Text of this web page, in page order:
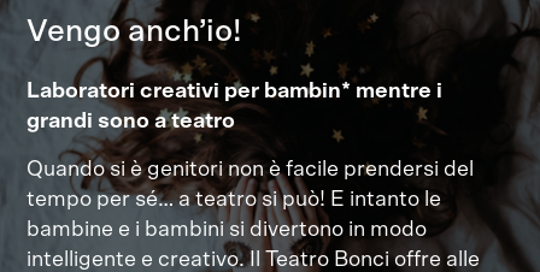
Vengo anch’io!
Laboratori creativi per bambin* mentre i
grandi sono a teatro
Quando si è genitori non è facile prendersi del
tempo per sé… a teatro si può! E intanto le
bambine e i bambini si divertono in modo
intelligente e creativo. Il Teatro Bonci offre alle